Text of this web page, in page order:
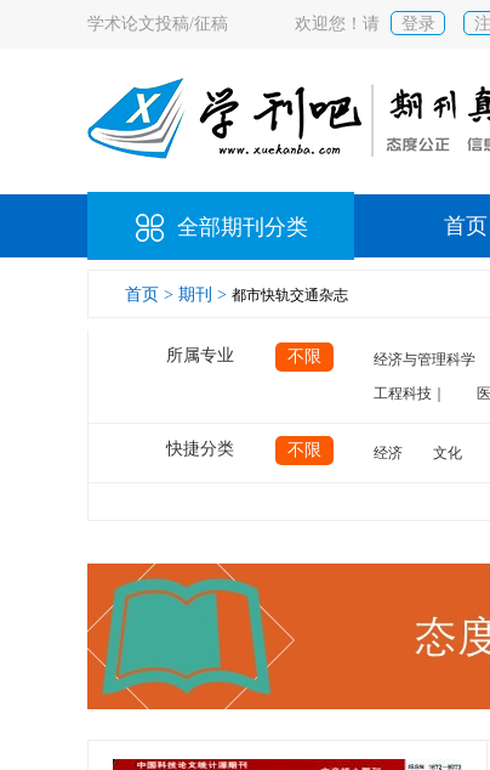
学术论文投稿/征稿 欢迎您！请 登录
全部期刊分类 首页
首页 > 期刊 > 都市快轨交通杂志
所属专业 不限 经济与管理科学
工程科技｜
快捷分类 不限 经济 文化